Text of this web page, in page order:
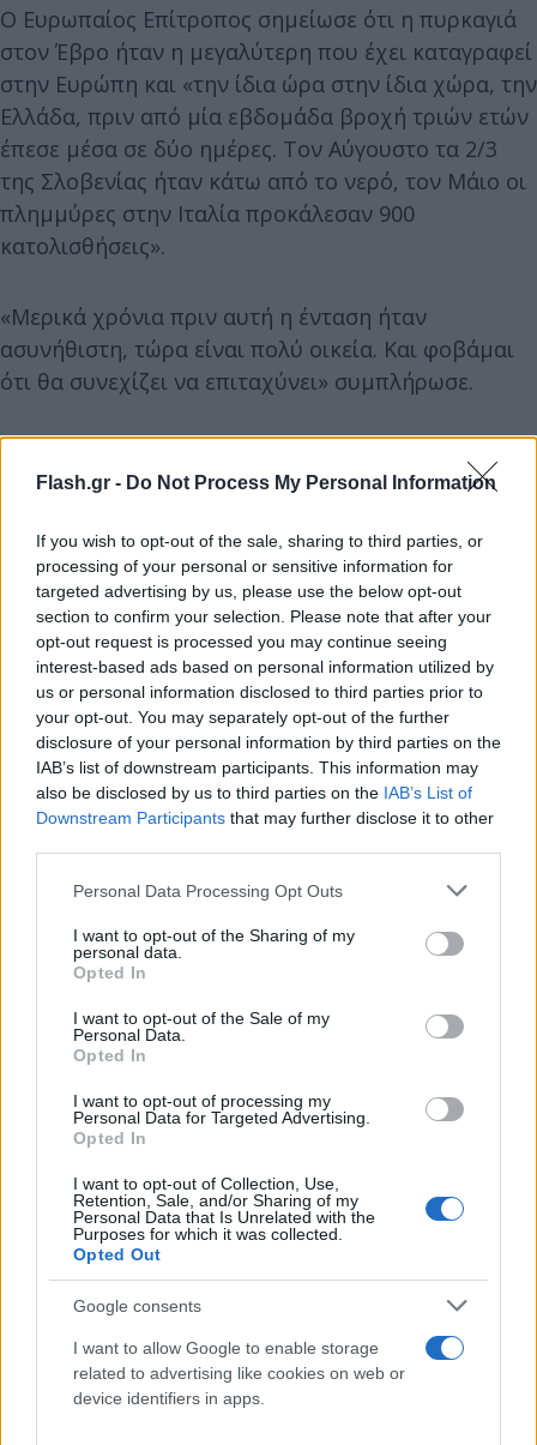
Flash.gr - Do Not Process My Personal Information
If you wish to opt-out of the sale, sharing to third parties, or
processing of your personal or sensitive information for
targeted advertising by us, please use the below opt-out
section to confirm your selection. Please note that after your
opt-out request is processed you may continue seeing
interest-based ads based on personal information utilized by
us or personal information disclosed to third parties prior to
your opt-out. You may separately opt-out of the further
disclosure of your personal information by third parties on the
IAB’s list of downstream participants. This information may
also be disclosed by us to third parties on the IAB’s List of
Downstream Participants that may further disclose it to other
Please note that this website/app uses one or more Google
not limited to your visit or usage behaviour. You may click to
grant or deny consent to Google and its third-party tags to
use your data for below specified purposes in below Google
consent section.
Personal Data Processing Opt Outs
I want to opt-out of the Sharing of my
personal data.
Opted In
I want to opt-out of the Sale of my
Personal Data.
Opted In
I want to opt-out of processing my
Personal Data for Targeted Advertising.
Opted In
I want to opt-out of Collection, Use,
Retention, Sale, and/or Sharing of my
Personal Data that Is Unrelated with the
Purposes for which it was collected.
Opted Out
Google consents
I want to allow Google to enable storage
related to advertising like cookies on web or
device identifiers in apps.
Ο Ευρωπαίος Επίτροπος σημείωσε ότι η πυρκαγιά
στον Έβρο ήταν η μεγαλύτερη που έχει καταγραφεί
στην Ευρώπη και «την ίδια ώρα στην ίδια χώρα, την
Ελλάδα, πριν από μία εβδομάδα βροχή τριών ετών
έπεσε μέσα σε δύο ημέρες. Τον Αύγουστο τα 2/3
της Σλοβενίας ήταν κάτω από το νερό, τον Μάιο οι
πλημμύρες στην Ιταλία προκάλεσαν 900
κατολισθήσεις».
«Μερικά χρόνια πριν αυτή η ένταση ήταν
ασυνήθιστη, τώρα είναι πολύ οικεία. Και φοβάμαι
ότι θα συνεχίζει να επιταχύνει» συμπλήρωσε.
Τέλος, ο Γιάνες Λέναρσιτς τόνισε ότι «για να
συνεχίσουν οι πολίτες να είναι ασφαλείς σε αυτό
το επικίνδυνο πεδίο, χρειαζόμαστε επειγόντως μια
πιο ανθεκτική Ευρώπη στις καταστροφές. Πρέπει
να οικοδομήσουμε στην πρόληψη , την
προετοιμασία και την απάντηση σε κάθε κομμάτι
της κοινωνίας μας».